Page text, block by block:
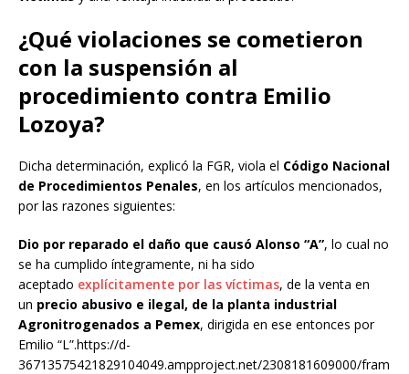
¿Qué violaciones se cometieron
con la suspensión al
procedimiento contra Emilio
Lozoya?
Dicha determinación, explicó la FGR, viola el Código Nacional
de Procedimientos Penales, en los artículos mencionados,
por las razones siguientes:
Dio por reparado el daño que causó Alonso “A”, lo cual no
se ha cumplido íntegramente, ni ha sido
aceptado explícitamente por las víctimas, de la venta en
un precio abusivo e ilegal, de la planta industrial
Agronitrogenados a Pemex, dirigida en ese entonces por
Emilio “L”.https://d-
36713575421829104049.ampproject.net/2308181609000/fram